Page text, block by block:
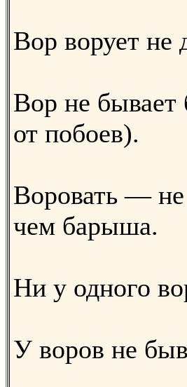
Вор ворует не
Вор не бывает
от побоев).
Воровать — не
чем барыша.
Ни у одного
У воров не